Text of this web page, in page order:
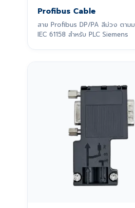
Profibus Cable
สาย Profibus DP/PA สีม่วง ตาม
IEC 61158 สำหรับ PLC Siemens